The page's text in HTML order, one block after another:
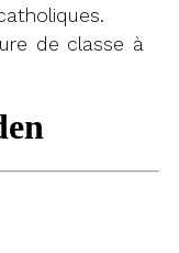
de classe à